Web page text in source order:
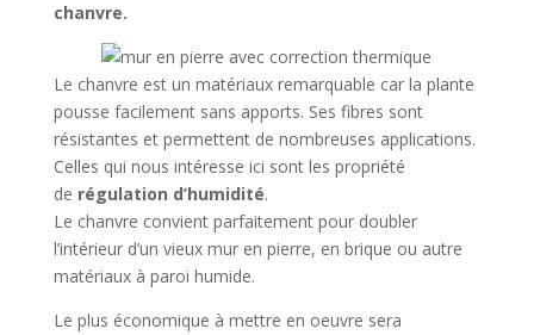
chanvre.
Le chanvre est un matériaux remarquable car la plante
pousse facilement sans apports. Ses fibres sont
résistantes et permettent de nombreuses applications.
Celles qui nous intéresse ici sont les propriété
de régulation d’humidité.
Le chanvre convient parfaitement pour doubler
l’intérieur d’un vieux mur en pierre, en brique ou autre
matériaux à paroi humide.
Le plus économique à mettre en oeuvre sera